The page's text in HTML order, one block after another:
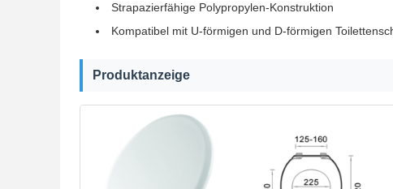
Strapazierfähige Polypropylen-Konstruktion
Kompatibel mit U-förmigen und D-förmigen
Produktanzeige